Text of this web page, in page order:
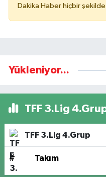
Dakika Haber hiçbir
Yükleniyor...
TFF 3.Lig
TFF 3.Lig 4.Grup
# Takım